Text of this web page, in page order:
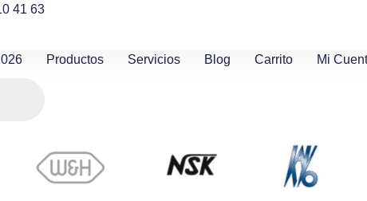
41 63
Productos Servicios Blog Carrito Mi